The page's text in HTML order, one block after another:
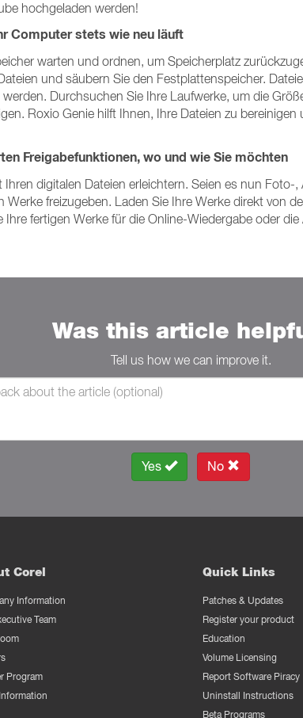
hochgeladen werden!
Computer stets wie neu läuft
warten und ordnen, um Speicherplatz
und säubern Sie den Festplattenspeicher.
Durchsuchen Sie Ihre Laufwerke, um die
Roxio Genie hilft Ihnen, Ihre Dateien zu
Freigabefunktionen, wo und wie Sie möchten
digitalen Dateien erleichtern. Seien es nun
freizugeben. Laden Sie Ihre Werke direkt von
fertigen Werke für die Online-Wiedergabe oder
Was this article
Tell us how we can improve it.
Yes No
Corel
Information
Team
Program
Quick Links
Patches & Updates
Register your product
Education
Volume Licensing
Report Software Piracy
Uninstall Instructions
Beta Programs